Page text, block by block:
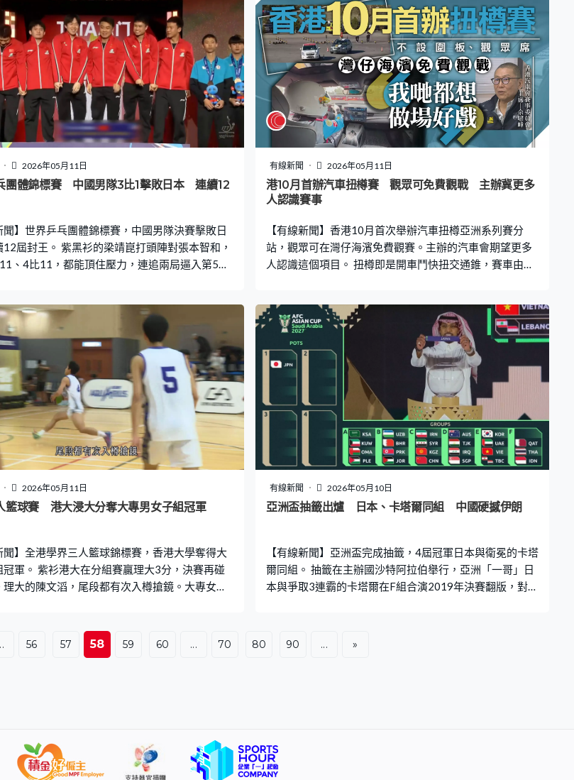
2026年05月11日
團體錦標賽 中國男隊3比1擊敗日本 連續12
聞】世界乒乓團體錦標賽，中國男隊決賽擊敗日
12屆封王。 紫黑衫的梁靖崑打頭陣對張本智和，
、4比11，都能頂住壓力，連追兩局逼入第5
下，贏12比10、11比2、11比9，局數3比1，大
第三場的林詩棟領先兩局，被戶上隼輔追近，第
11比9，局數贏3比1。中國直落三場擊敗日本，
。
有線新聞 2026年05月11日
港10月首辦汽車扭樽賽 觀眾可免費觀戰 主辦冀更多
人認識賽事
【有線新聞】香港10月首次舉辦汽車扭樽亞洲系列賽分
站，觀眾可在灣仔海濱免費觀賽。主辦的汽車會期望更多
人認識這個項目。 扭樽即是開車鬥快扭交通錐，賽車由大
余嘯峰上年到過台北觀摩尾站，就一步步計劃將比賽帶來
香港。余嘯峰：「我見到參賽者每個都很認真、很緊張，
看看怎樣去研究，跟我們鬥大車其實一模一樣，只不過是
一個不同的形式去做 ，所以如果我們在香港做這個比賽的
話，就可以讓市民很近距離接觸到，就知道是什麼 。」 系
列賽全年6站，香港屬於第3站，10月17至18日在灣仔海
濱活動空間上演，比賽屆時不設圍板及觀眾席，車迷可免
費觀看。 余嘯峰認為扭樽相對安全而且門檻較低，有信心
辦好賽事：「扭樽真是簡單很多，我也不想說一步登天，
我希望第一次我們汽車會跟文體旅局申請了，有政府的支
持，我們都想做一場好戲。」 港隊近年多次取得分站三甲
爭取8月前完成選拔賽，再安排他們在內地備戰。
2026年05月11日
籃球賽 港大浸大分奪大專男女子組冠軍
聞】全港學界三人籃球錦標賽，香港大學奪得大
冠軍。 紫衫港大在分組賽贏理大3分，決賽再碰
大的陳文滔，尾段都有次入樽搶鏡。大專女子
賽，今屆有172隊角逐。中學女子組深色衫的協
有線新聞 2026年05月10日
亞洲盃抽籤出爐 日本、卡塔爾同組 中國硬撼伊朗
【有線新聞】亞洲盃完成抽籤，4屆冠軍日本與衛冕的卡塔
爾同組。 抽籤在主辦國沙特阿拉伯舉行，亞洲「一哥」日
本與爭取3連霸的卡塔爾在F組合演2019年決賽翻版，對手
56 57 58 59 60 ... 70 80 90 ... »